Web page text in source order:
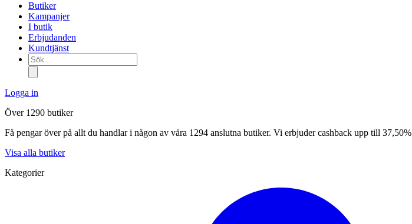
Butiker
Kampanjer
I butik
Erbjudanden
Kundtjänst
Sök...
Logga in
Över 1290 butiker
Få pengar över på allt du handlar i någon av våra 1294 anslutna butiker. Vi erbjuder cashback upp till 37,50%
Visa alla butiker
Kategorier